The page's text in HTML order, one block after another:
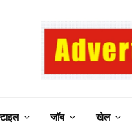
जॉब खेल